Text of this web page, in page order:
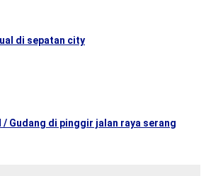
di sepatan city
/ Gudang di pinggir jalan raya serang